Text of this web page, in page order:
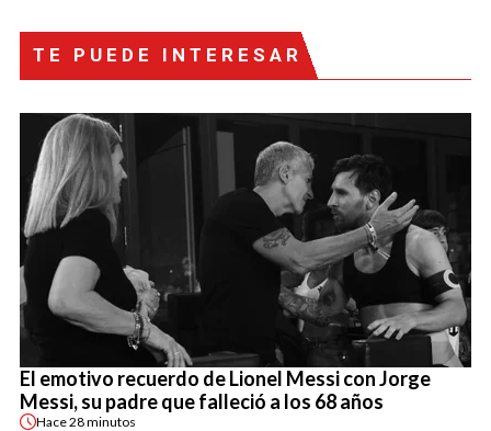
TE PUEDE INTERESAR
El emotivo recuerdo de Lionel Messi con Jorge
Messi, su padre que falleció a los 68 años
Hace28 minutos